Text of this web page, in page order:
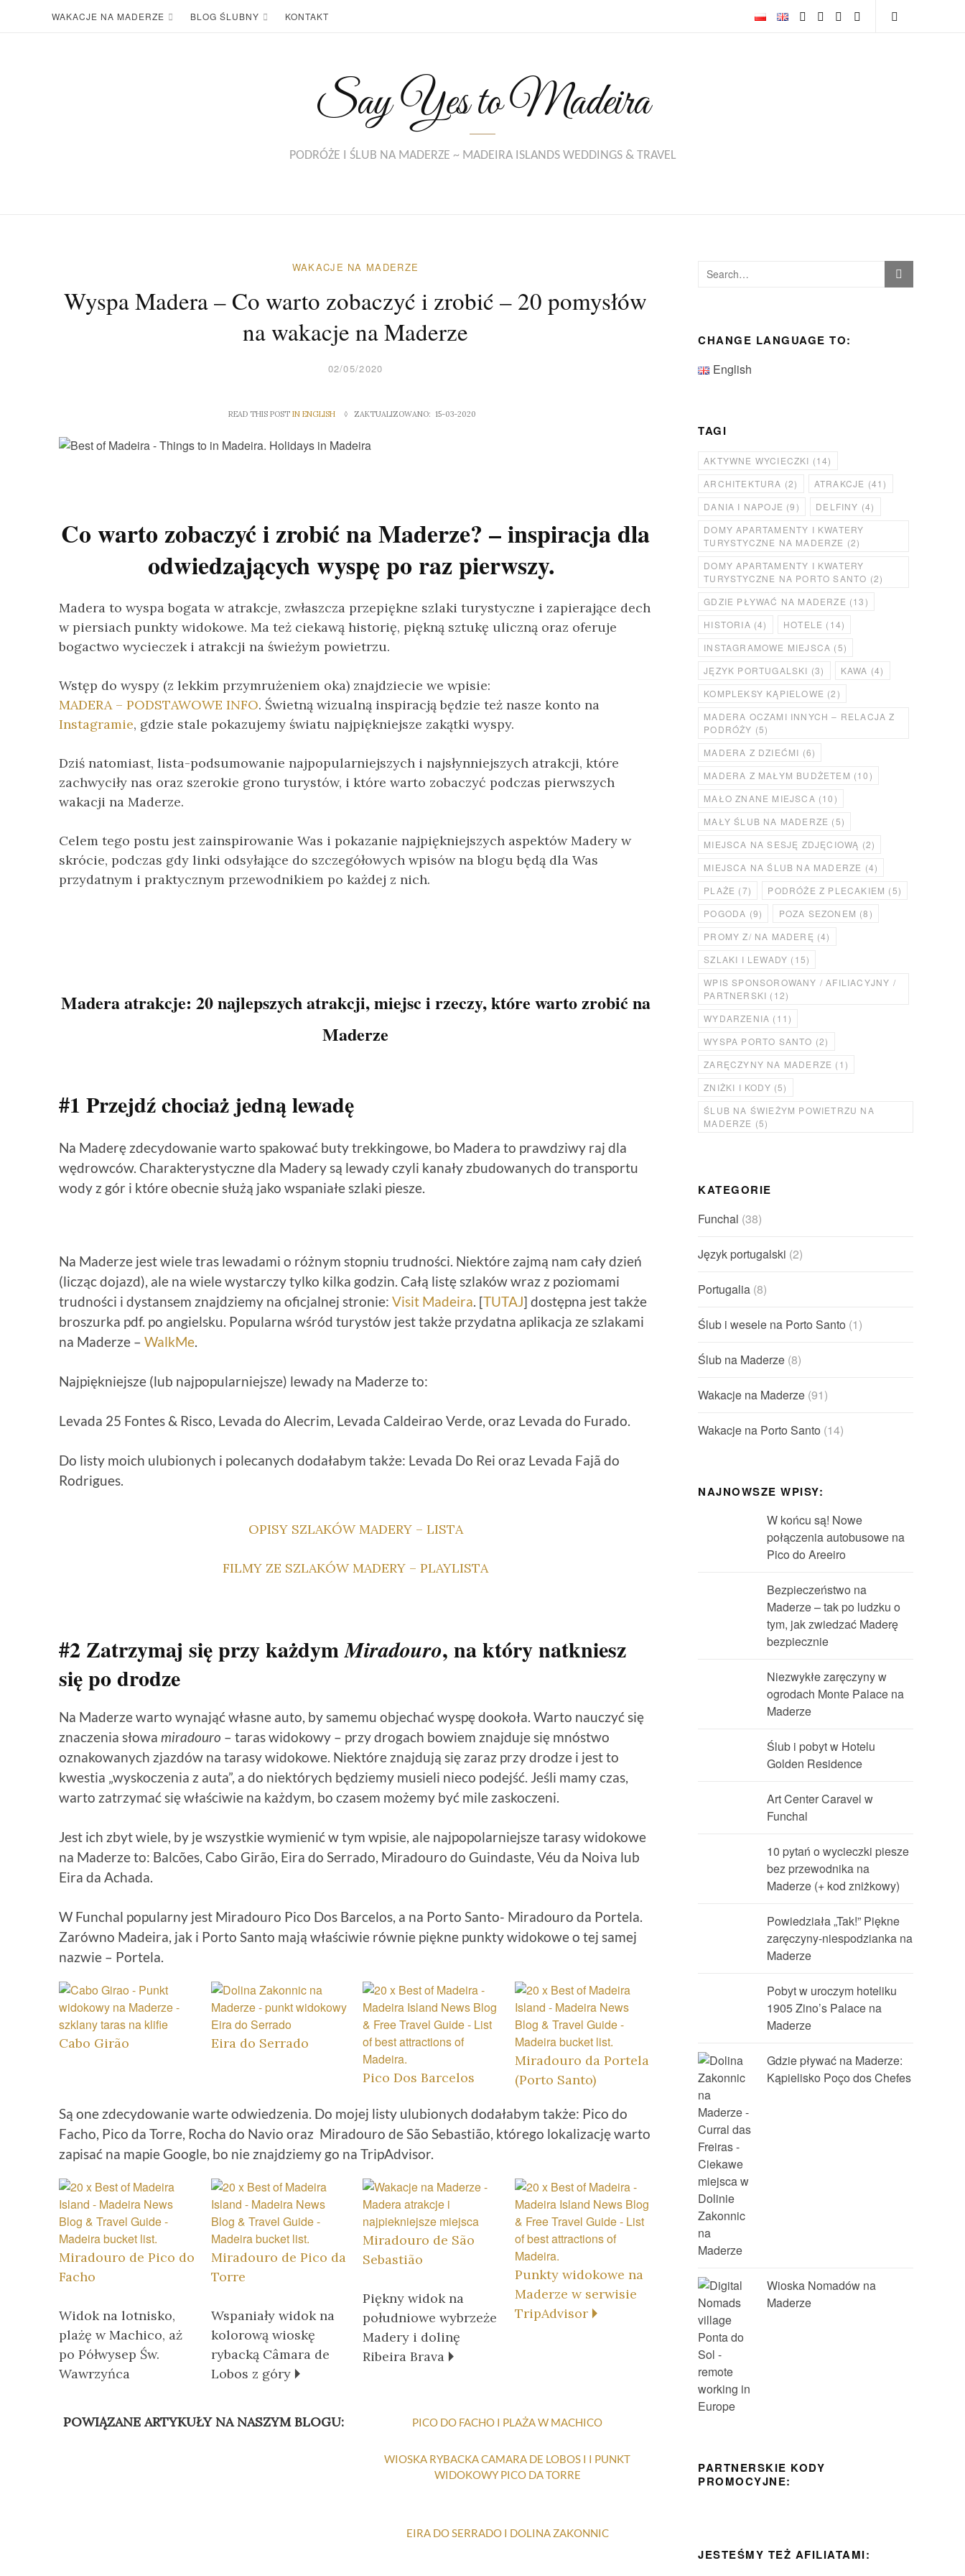
WAKACJE NA MADERZE BLOG ŚLUBNY KONTAKT
Say Yes to Madeira
PODRÓŻE I ŚLUB NA MADERZE ~ MADEIRA ISLANDS WEDDINGS & TRAVEL
WAKACJE NA MADERZE
Wyspa Madera – Co warto zobaczyć i zrobić – 20 pomysłów
na wakacje na Maderze
02/05/2020
READ THIS POST IN ENGLISH ◊ ZAKTUALIZOWANO: 15-03-2020
Co warto zobaczyć i zrobić na Maderze? – inspiracja dla
odwiedzających wyspę po raz pierwszy.
Madera to wyspa bogata w atrakcje, zwłaszcza przepiękne szlaki turystyczne i zapierające dech
w piersiach punkty widokowe. Ma też ciekawą historię, piękną sztukę uliczną oraz oferuje
bogactwo wycieczek i atrakcji na świeżym powietrzu.
Wstęp do wyspy (z lekkim przymrużeniem oka) znajdziecie we wpisie:
MADERA – PODSTAWOWE INFO. Świetną wizualną inspiracją będzie też nasze konto na
Instagramie, gdzie stale pokazujemy światu najpiękniejsze zakątki wyspy.
Dziś natomiast, lista-podsumowanie najpopularniejszych i najsłynniejszych atrakcji, które
zachwyciły nas oraz szerokie grono turystów, i które warto zobaczyć podczas pierwszych
wakacji na Maderze.
Celem tego postu jest zainspirowanie Was i pokazanie najpiękniejszych aspektów Madery w
skrócie, podczas gdy linki odsyłające do szczegółowych wpisów na blogu będą dla Was
przydatnym i praktycznym przewodnikiem po każdej z nich.
Madera atrakcje: 20 najlepszych atrakcji, miejsc i rzeczy, które warto zrobić na
Maderze
#1 Przejdź chociaż jedną lewadę
Na Maderę zdecydowanie warto spakować buty trekkingowe, bo Madera to prawdziwy raj dla
wędrowców. Charakterystyczne dla Madery są lewady czyli kanały zbudowanych do transportu
wody z gór i które obecnie służą jako wspaniałe szlaki piesze.
Na Maderze jest wiele tras lewadami o różnym stopniu trudności. Niektóre zajmą nam cały dzień
(licząc dojazd), ale na wiele wystarczy tylko kilka godzin. Całą listę szlaków wraz z poziomami
trudności i dystansem znajdziemy na oficjalnej stronie: Visit Madeira. [TUTAJ] dostępna jest także
broszurka pdf. po angielsku. Popularna wśród turystów jest także przydatna aplikacja ze szlakami
na Maderze – WalkMe.
Najpiękniejsze (lub najpopularniejsze) lewady na Maderze to:
Levada 25 Fontes & Risco, Levada do Alecrim, Levada Caldeirao Verde, oraz Levada do Furado.
Do listy moich ulubionych i polecanych dodałabym także: Levada Do Rei oraz Levada Fajã do
Rodrigues.
OPISY SZLAKÓW MADERY – LISTA
FILMY ZE SZLAKÓW MADERY – PLAYLISTA
#2 Zatrzymaj się przy każdymMiradouro, na który natkniesz
się po drodze
Na Maderze warto wynająć własne auto, by samemu objechać wyspę dookoła. Warto nauczyć się
znaczenia słowa miradouro – taras widokowy – przy drogach bowiem znajduje się mnóstwo
oznakowanych zjazdów na tarasy widokowe. Niektóre znajdują się zaraz przy drodze i jest to
kwestia „wyskoczenia z auta”, a do niektórych będziemy musieli nieco podejść. Jeśli mamy czas,
warto zatrzymać się właściwie na każdym, bo czasem możemy być mile zaskoczeni.
Jest ich zbyt wiele, by je wszystkie wymienić w tym wpisie, ale najpopolarniejsze tarasy widokowe
na Maderze to: Balcões, Cabo Girão, Eira do Serrado, Miradouro do Guindaste, Véu da Noiva lub
Eira da Achada.
W Funchal popularny jest Miradouro Pico Dos Barcelos, a na Porto Santo- Miradouro da Portela.
Zarówno Madeira, jak i Porto Santo mają właściwie równie piękne punkty widokowe o tej samej
nazwie – Portela.
Cabo Girão Eira do Serrado
Pico Dos Barcelos
Miradouro da Portela
(Porto Santo)
Są one zdecydowanie warte odwiedzenia. Do mojej listy ulubionych dodałabym także: Pico do
Facho, Pico da Torre, Rocha do Navio oraz Miradouro de São Sebastião, którego lokalizację warto
zapisać na mapie Google, bo nie znajdziemy go na TripAdvisor.
Miradouro de Pico do
Facho
Widok na lotnisko,
plażę w Machico, aż
po Półwysep Św.
Wawrzyńca
Miradouro de Pico da
Torre
Wspaniały widok na
kolorową wioskę
rybacką Câmara de
Lobos z góry 🞂
Miradouro de São
Sebastião
Piękny widok na
południowe wybrzeże
Madery i dolinę
Ribeira Brava 🞂
Punkty widokowe na
Maderze w serwisie
TripAdvisor 🞂
POWIĄZANE ARTYKUŁY NA NASZYM BLOGU: PICO DO FACHO I PLAŻA W MACHICO
WIOSKA RYBACKA CAMARA DE LOBOS I I PUNKT
WIDOKOWY PICO DA TORRE
EIRA DO SERRADO I DOLINA ZAKONNIC
CHANGE LANGUAGE TO:
English
TAGI
AKTYWNE WYCIECZKI (14)
ARCHITEKTURA (2) ATRAKCJE (41)
DANIA I NAPOJE (9) DELFINY (4)
DOMY APARTAMENTY I KWATERY
TURYSTYCZNE NA MADERZE (2)
DOMY APARTAMENTY I KWATERY
TURYSTYCZNE NA PORTO SANTO (2)
GDZIE PŁYWAĆ NA MADERZE (13)
HISTORIA (4) HOTELE (14)
INSTAGRAMOWE MIEJSCA (5)
JĘZYK PORTUGALSKI (3) KAWA (4)
KOMPLEKSY KĄPIELOWE (2)
MADERA OCZAMI INNYCH – RELACJA Z
PODRÓŻY (5)
MADERA Z DZIEĆMI (6)
MADERA Z MAŁYM BUDŻETEM (10)
MAŁO ZNANE MIEJSCA (10)
MAŁY ŚLUB NA MADERZE (5)
MIEJSCA NA SESJĘ ZDJĘCIOWĄ (2)
MIEJSCA NA ŚLUB NA MADERZE (4)
PLAŻE (7) PODRÓŻE Z PLECAKIEM (5)
POGODA (9) POZA SEZONEM (8)
PROMY Z/ NA MADERĘ (4)
SZLAKI I LEWADY (15)
WPIS SPONSOROWANY / AFILIACYJNY /
PARTNERSKI (12)
WYDARZENIA (11)
WYSPA PORTO SANTO (2)
ZARĘCZYNY NA MADERZE (1)
ZNIŻKI I KODY (5)
ŚLUB NA ŚWIEŻYM POWIETRZU NA
MADERZE (5)
KATEGORIE
Funchal (38)
Język portugalski (2)
Portugalia (8)
Ślub i wesele na Porto Santo (1)
Ślub na Maderze (8)
Wakacje na Maderze (91)
Wakacje na Porto Santo (14)
NAJNOWSZE WPISY:
W końcu są! Nowe
połączenia autobusowe na
Pico do Areeiro
Bezpieczeństwo na
Maderze – tak po ludzku o
tym, jak zwiedzać Maderę
bezpiecznie
Niezwykłe zaręczyny w
ogrodach Monte Palace na
Maderze
Ślub i pobyt w Hotelu
Golden Residence
Art Center Caravel w
Funchal
10 pytań o wycieczki piesze
bez przewodnika na
Maderze (+ kod zniżkowy)
Powiedziała „Tak!” Piękne
zaręczyny-niespodzianka na
Maderze
Pobyt w uroczym hoteliku
1905 Zino’s Palace na
Maderze
Gdzie pływać na Maderze:
Kąpielisko Poço dos Chefes
Wioska Nomadów na
Maderze
PARTNERSKIE KODY
PROMOCYJNE:
JESTEŚMY TEŻ AFILIATAMI: